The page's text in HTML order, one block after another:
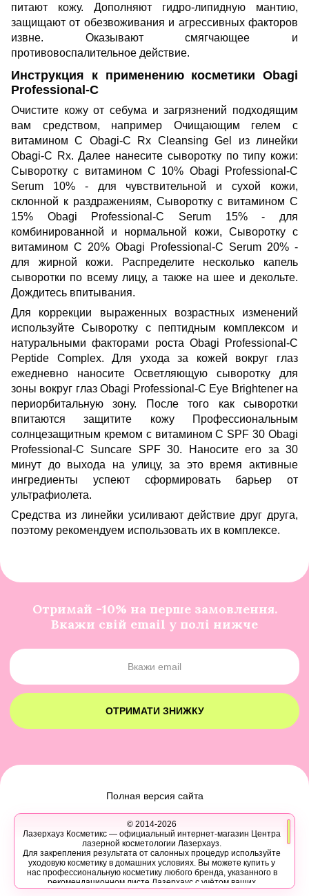
питают кожу. Дополняют гидро-липидную мантию,
защищают от обезвоживания и агрессивных факторов
извне. Оказывают смягчающее и
противовоспалительное действие.
Инструкция к применению косметики Obagi
Professional-C
Очистите кожу от себума и загрязнений подходящим
вам средством, например Очищающим гелем с
витамином C Obagi-C Rx Cleansing Gel
из линейки
Obagi-C Rx. Далее нанесите сыворотку по типу кожи:
Сыворотку с витамином С 10% Obagi Professional-C
Serum 10%- для чувствительной и сухой кожи,
склонной к раздражениям, Сыворотку с витамином С
15% Obagi Professional-C Serum 15%- для
комбинированной и нормальной кожи, Сыворотку с
витамином С 20% Obagi Professional-C Serum 20% -
для жирной кожи. Распределите несколько капель
сыворотки по всему лицу, а также на шее и декольте.
Дождитесь впитывания.
Для коррекции выраженных возрастных изменений
используйтеСыворотку с пептидным комплексом и
натуральными факторами роста Obagi Professional-C
Peptide Complex. Для ухода за кожей вокруг глаз
ежедневно наносите Осветляющую сыворотку для
зоны вокруг глаз Obagi Professional-C Eye Brightener на
периорбитальную зону. После того как сыворотки
впитаются защитите кожу Профессиональным
солнцезащитным кремом с витамином С SPF 30 Obagi
Professional-C Suncare SPF 30. Наносите его за 30
минут до выхода на улицу, за это время активные
ингредиенты успеют сформировать барьер от
ультрафиолета.
Средства из линейки усиливают действие друг друга,
поэтому рекомендуем использовать их в комплексе.
Отримай -10% на перше замовлення.
Вкажи свій email у полі нижче
ОТРИМАТИ ЗНИЖКУ
Полная версия сайта
© 2014-2026
Лазерхауз Косметикс — официальный интернет-магазин Центра
лазерной косметологии Лазерхауз.
Для закрепления результата от салонных процедур используйте
уходовую косметику в домашних условиях. Вы можете купить у
нас профессиональную косметику любого бренда, указанного в
рекомендационном листе Лазерхаус с учётом ваших